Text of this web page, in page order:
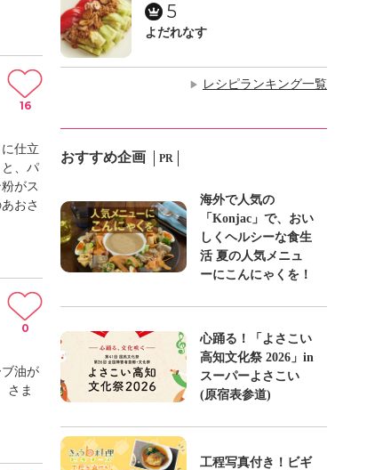
仕立
、パ
がス
おさ
16
油が
さま
0
5
よだれなす
▶ レシピランキング一覧
おすすめ企画 PR
海外で人気の
「Konjac」で、おい
しくヘルシーな食生
活 夏の人気メニュ
ーにこんにゃくを！
心踊る！「よさこい
高知文化祭 2026」in
スーパーよさこい
(原宿表参道)
工程写真付き！ビギ